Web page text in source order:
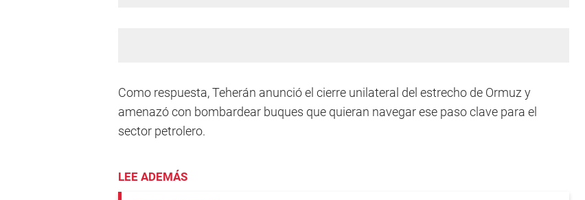
Como respuesta, Teherán anunció el cierre unilateral del estrecho de Ormuz y
amenazó con bombardear buques que quieran navegar ese paso clave para el
sector petrolero.
LEE ADEMÁS